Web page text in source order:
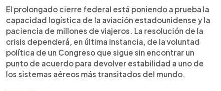
El prolongado cierre federal está poniendo a prueba la
capacidad logística de la aviación estadounidense y la
paciencia de millones de viajeros. La resolución de la
crisis dependerá, en última instancia, de la voluntad
política de un Congreso que sigue sin encontrar un
punto de acuerdo para devolver estabilidad a uno de
los sistemas aéreos más transitados del mundo.